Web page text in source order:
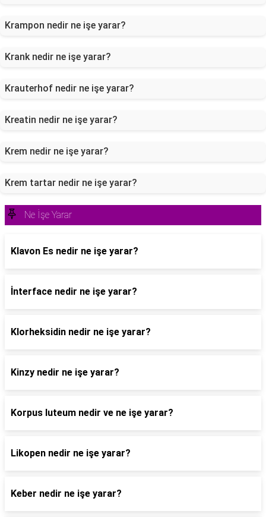
Krampon nedir ne işe yarar?
Krank nedir ne işe yarar?
Krauterhof nedir ne işe yarar?
Kreatin nedir ne işe yarar?
Krem nedir ne işe yarar?
Krem tartar nedir ne işe yarar?
Ne İşe Yarar
Klavon Es nedir ne işe yarar?
İnterface nedir ne işe yarar?
Klorheksidin nedir ne işe yarar?
Kinzy nedir ne işe yarar?
Korpus luteum nedir ve ne işe yarar?
Likopen nedir ne işe yarar?
Keber nedir ne işe yarar?